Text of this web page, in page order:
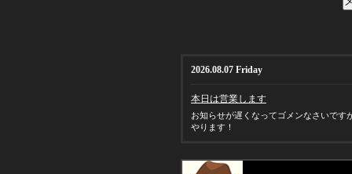
2026.08.07 Friday
本日は営業します
お知らせが遅くなってゴメンなさいです
やります！